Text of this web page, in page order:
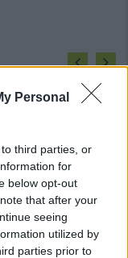
Personal
third parties, or
for
below opt-out
that after your
seeing
utilized by
parties prior to
salgono
tra le non